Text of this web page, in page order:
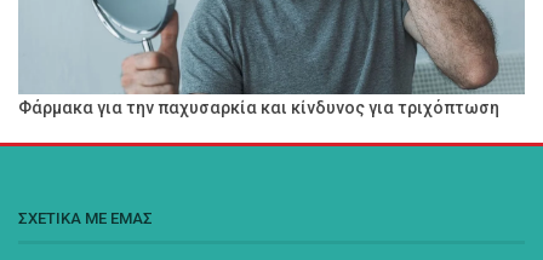
Φάρμακα για την παχυσαρκία και κίνδυνος για τριχόπτωση
ΣΧΕΤΙΚΑ ΜΕ ΕΜΑΣ